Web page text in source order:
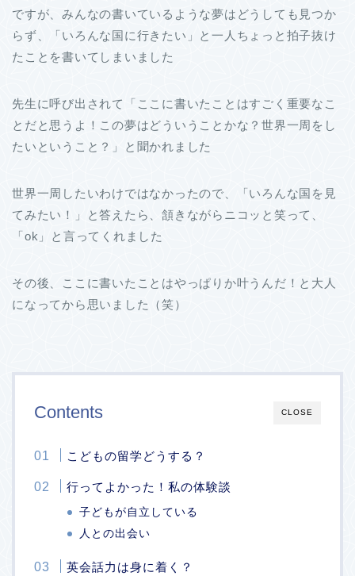
ですが、みんなの書いているような夢はどうしても見つか
らず、「いろんな国に行きたい」と一人ちょっと拍子抜け
たことを書いてしまいました
先生に呼び出されて「ここに書いたことはすごく重要なこ
とだと思うよ！この夢はどういうことかな？世界一周をし
たいということ？」と聞かれました
世界一周したいわけではなかったので、「いろんな国を見
てみたい！」と答えたら、頷きながらニコッと笑って、
「ok」と言ってくれました
その後、ここに書いたことはやっぱりか叶うんだ！と大人
になってから思いました（笑）
CLOSE
Contents
こどもの留学どうする？
行ってよかった！私の体験談
子どもが自立している
人との出会い
英会話力は身に着く？